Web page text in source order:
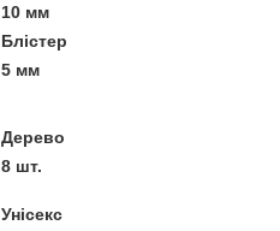
10 мм
Блістер
5 мм
Дерево
8 шт.
Унісекс